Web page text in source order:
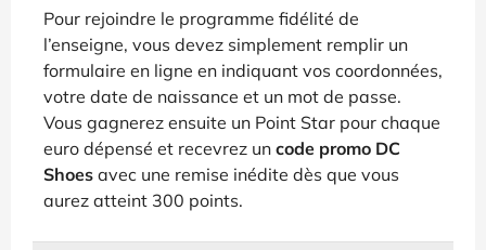
Pour rejoindre le programme fidélité de
l’enseigne, vous devez simplement remplir un
formulaire en ligne en indiquant vos coordonnées,
votre date de naissance et un mot de passe.
Vous gagnerez ensuite un Point Star pour chaque
euro dépensé et recevrez un code promo DC
Shoes avec une remise inédite dès que vous
aurez atteint 300 points.